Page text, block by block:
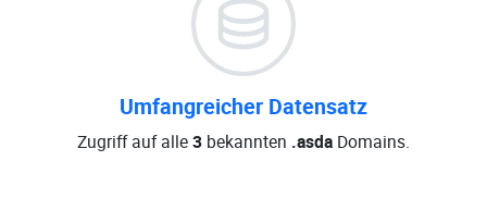
Umfangreicher Datensatz
Zugriff auf alle3 bekannten .asda Domains.